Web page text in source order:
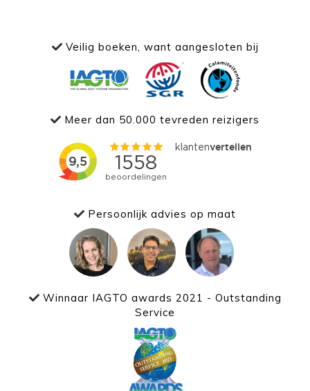
Veilig boeken, want aangesloten bij
Meer dan 50.000 tevreden reizigers
Persoonlijk advies op maat
Winnaar IAGTO awards 2021 - Outstanding
Service